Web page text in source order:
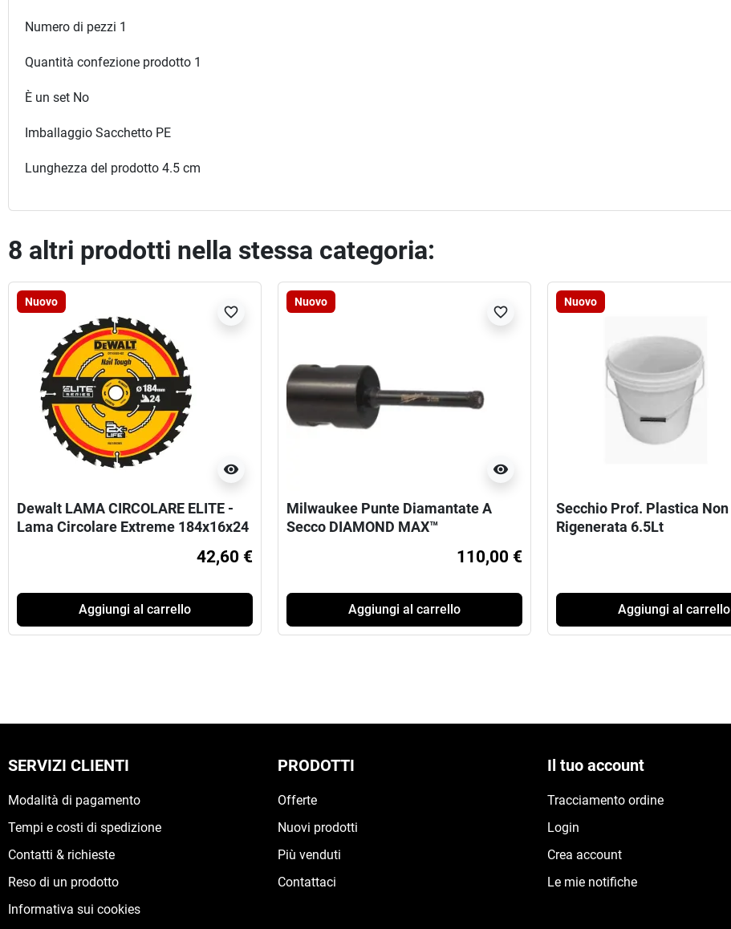
Numero di pezzi 1
Quantità confezione prodotto 1
È un set No
Imballaggio Sacchetto PE
Lunghezza del prodotto 4.5 cm
8 altri prodotti nella stessa categoria:
Nuovo
visibility
favorite_border
Dewalt LAMA CIRCOLARE ELITE -
Lama Circolare Extreme 184x16x24
42,60 €
Aggiungi al carrello
Nuovo
visibility
favorite_border
Milwaukee Punte Diamantate A
Secco DIAMOND MAX™
110,00 €
Aggiungi al carrello
Nuovo
Secchio Prof. Plastica Non
Rigenerata 6.5Lt
Aggiungi al carrello
SERVIZI CLIENTI
Modalità di pagamento
Tempi e costi di spedizione
Contatti & richieste
Reso di un prodotto
Informativa sui cookies
PRODOTTI
Offerte
Nuovi prodotti
Più venduti
Contattaci
Il tuo account
Tracciamento ordine
Login
Crea account
Le mie notifiche